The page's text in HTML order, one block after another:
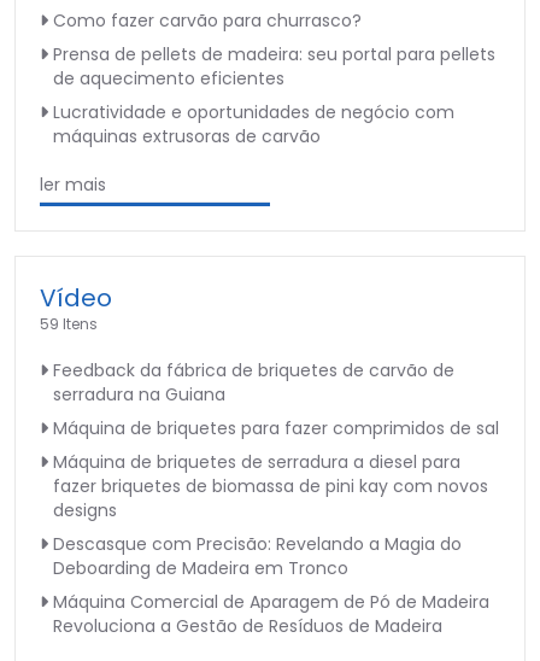
Como fazer carvão para churrasco?
Prensa de pellets de madeira: seu portal para pellets
de aquecimento eficientes
Lucratividade e oportunidades de negócio com
máquinas extrusoras de carvão
ler mais
Vídeo
59 Itens
Feedback da fábrica de briquetes de carvão de
serradura na Guiana
Máquina de briquetes para fazer comprimidos de sal
Máquina de briquetes de serradura a diesel para
fazer briquetes de biomassa de pini kay com novos
designs
Descasque com Precisão: Revelando a Magia do
Deboarding de Madeira em Tronco
Máquina Comercial de Aparagem de Pó de Madeira
Revoluciona a Gestão de Resíduos de Madeira